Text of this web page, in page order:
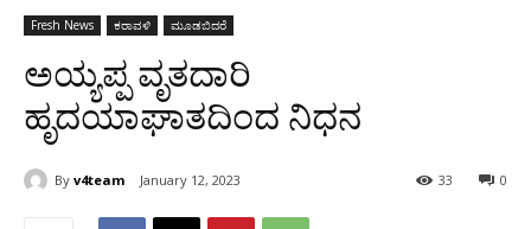
Fresh News ಕರಾವಳಿ ಮೂಡಬಿದರೆ
ಅಯ್ಯಪ್ಪ ವೃತದಾರಿ
ಹೃದಯಾಘಾತದಿಂದ ನಿಧನ
By v4team January 12, 2023 0
33